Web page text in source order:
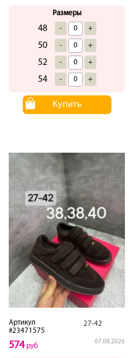
Размеры
48 - +
50 - +
52 - +
54 - +
Купить
Артикул
#23471575
27-42
07.08.2026
574руб